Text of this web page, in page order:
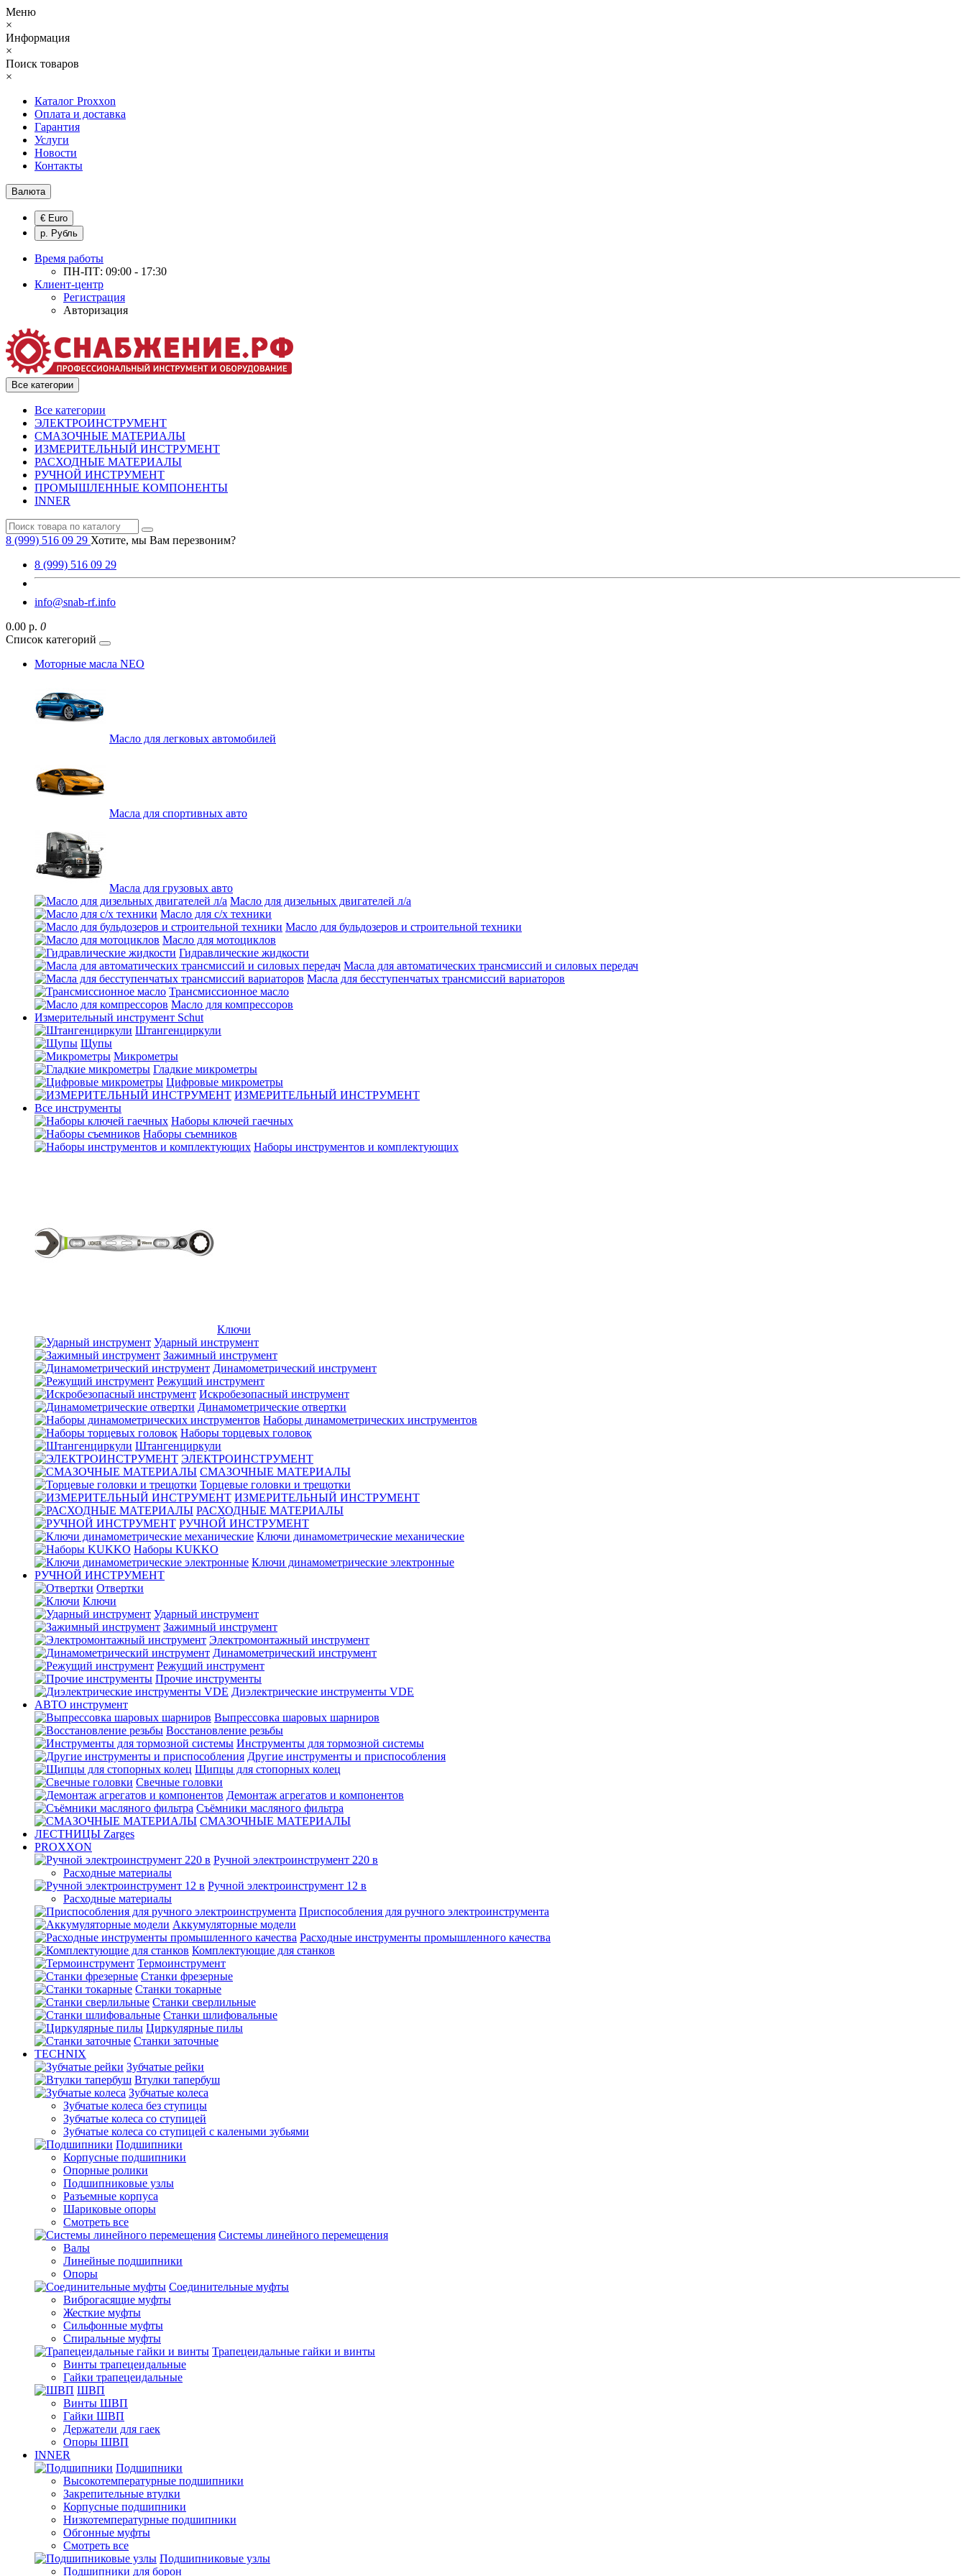
Меню
×
Информация
×
Поиск товаров
×
Каталог Proxxon
Оплата и доставка
Гарантия
Услуги
Новости
Контакты
Валюта
€ Euro
р. Рубль
Время работы
ПН-ПТ: 09:00 - 17:30
Клиент-центр
Регистрация
Авторизация
Все категории
Все категории
ЭЛЕКТРОИНСТРУМЕНТ
СМАЗОЧНЫЕ МАТЕРИАЛЫ
ИЗМЕРИТЕЛЬНЫЙ ИНСТРУМЕНТ
РАСХОДНЫЕ МАТЕРИАЛЫ
РУЧНОЙ ИНСТРУМЕНТ
ПРОМЫШЛЕННЫЕ КОМПОНЕНТЫ
INNER
8 (999) 516 09 29 Хотите, мы Вам перезвоним?
8 (999) 516 09 29
info@snab-rf.info
0.00 р. 0
Список категорий
Моторные масла NEO
Масло для легковых автомобилей
Масла для спортивных авто
Масла для грузовых авто
Масло для дизельных двигателей л/а
Масло для с/х техники
Масло для бульдозеров и строительной техники
Масло для мотоциклов
Гидравлические жидкости
Масла для автоматических трансмиссий и силовых передач
Масла для бесступенчатых трансмиссий вариаторов
Трансмиссионное масло
Масло для компрессоров
Измерительный инструмент Schut
Штангенциркули
Щупы
Микрометры
Гладкие микрометры
Цифровые микрометры
ИЗМЕРИТЕЛЬНЫЙ ИНСТРУМЕНТ
Все инструменты
Наборы ключей гаечных
Наборы съемников
Наборы инструментов и комплектующих
Ключи
Ударный инструмент
Зажимный инструмент
Динамометрический инструмент
Режущий инструмент
Искробезопасный инструмент
Динамометрические отвертки
Наборы динамометрических инструментов
Наборы торцевых головок
Штангенциркули
ЭЛЕКТРОИНСТРУМЕНТ
СМАЗОЧНЫЕ МАТЕРИАЛЫ
Торцевые головки и трещотки
ИЗМЕРИТЕЛЬНЫЙ ИНСТРУМЕНТ
РАСХОДНЫЕ МАТЕРИАЛЫ
РУЧНОЙ ИНСТРУМЕНТ
Ключи динамометрические механические
Наборы KUKKO
Ключи динамометрические электронные
РУЧНОЙ ИНСТРУМЕНТ
Отвертки
Ключи
Ударный инструмент
Зажимный инструмент
Электромонтажный инструмент
Динамометрический инструмент
Режущий инструмент
Прочие инструменты
Диэлектрические инструменты VDE
АВТО инструмент
Выпрессовка шаровых шарниров
Восстановление резьбы
Инструменты для тормозной системы
Другие инструменты и приспособления
Щипцы для стопорных колец
Свечные головки
Демонтаж агрегатов и компонентов
Съёмники масляного фильтра
СМАЗОЧНЫЕ МАТЕРИАЛЫ
ЛЕСТНИЦЫ Zarges
PROXXON
Ручной электроинструмент 220 в
Расходные материалы
Ручной электроинструмент 12 в
Расходные материалы
Приспособления для ручного электроинструмента
Аккумуляторные модели
Расходные инструменты промышленного качества
Комплектующие для станков
Термоинструмент
Станки фрезерные
Станки токарные
Станки сверлильные
Станки шлифовальные
Циркулярные пилы
Станки заточные
TECHNIX
Зубчатые рейки
Втулки тапербуш
Зубчатые колеса
Зубчатые колеса без ступицы
Зубчатые колеса со ступицей
Зубчатые колеса со ступицей с калеными зубьями
Подшипники
Корпусные подшипники
Опорные ролики
Подшипниковые узлы
Разъемные корпуса
Шариковые опоры
Смотреть все
Системы линейного перемещения
Валы
Линейные подшипники
Опоры
Соединительные муфты
Виброгасящие муфты
Жесткие муфты
Сильфонные муфты
Спиральные муфты
Трапецеидальные гайки и винты
Винты трапецеидальные
Гайки трапецеидальные
ШВП
Винты ШВП
Гайки ШВП
Держатели для гаек
Опоры ШВП
INNER
Подшипники
Высокотемпературные подшипники
Закрепительные втулки
Корпусные подшипники
Низкотемпературные подшипники
Обгонные муфты
Смотреть все
Подшипниковые узлы
Подшипники для борон